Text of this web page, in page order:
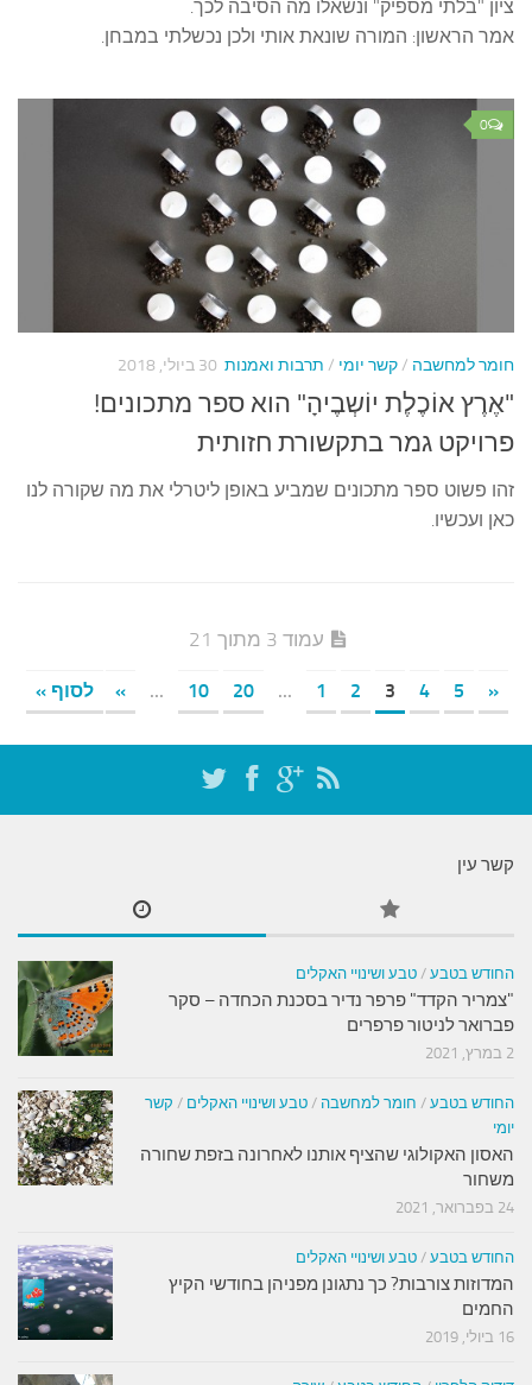
ציון "בלתי מספיק" ונשאלו מה הסיבה לכך.
אמר הראשון: המורה שונאת אותי ולכן נכשלתי במבחן.
0
חומר למחשבה /קשר יומי / תרבות ואמנות 30 ביולי, 2018
"אֶרֶץ אוֹכֶלֶת יוֹשְבֶיהָ" הוא ספר מתכונים!
פרויקט גמר בתקשורת חזותית
זהו פשוט ספר מתכונים שמביע באופן ליטרלי את מה שקורה לנו
כאן ועכשיו.
עמוד 3 מתוך 21
«
1 2 3 4 5
...
10 20
...
» לסוף »
קשר עין
החודש בטבע / טבע ושינויי האקלים
"צמריר הקדד" פרפר נדיר בסכנת הכחדה – סקר
פברואר לניטור פרפרים
2 במרץ, 2021
החודש בטבע / חומר למחשבה / טבע ושינויי האקלים / קשר
יומי
האסון האקולוגי שהציף אותנו לאחרונה בזפת שחורה
משחור
24 בפברואר, 2021
החודש בטבע / טבע ושינויי האקלים
המדוזות צורבות? כך נתגונן מפניהן בחודשי הקיץ
החמים
16 ביולי, 2019